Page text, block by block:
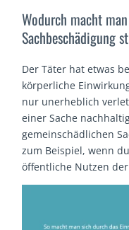
Wodurch macht
Sachbeschädigung
Der Täter hat etwas
körperliche
nur unerheblich
einer Sache
gemeinschädlichen
zum Beispiel, wenn
öffentliche Nutzen